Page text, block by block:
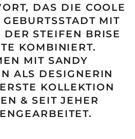
DAS DIE COOLE
MIT
STEIFEN BRISE
KOMBINIERT.
MIT SANDY
ALS DESIGNERIN
KOLLEKTION
& SEIT JEHER